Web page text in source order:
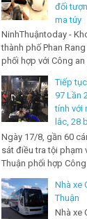
đối
ma túy
NinhThuậntoday -
thành phố Phan
phối hợp với Công
Tiếp
97 Lần
tính với
lắc, 28
Ngày 17/8, gần 60
sát điều tra tội phạm
Thuận phối hợp Công
Nhà xe
Thuận
Nhà xe